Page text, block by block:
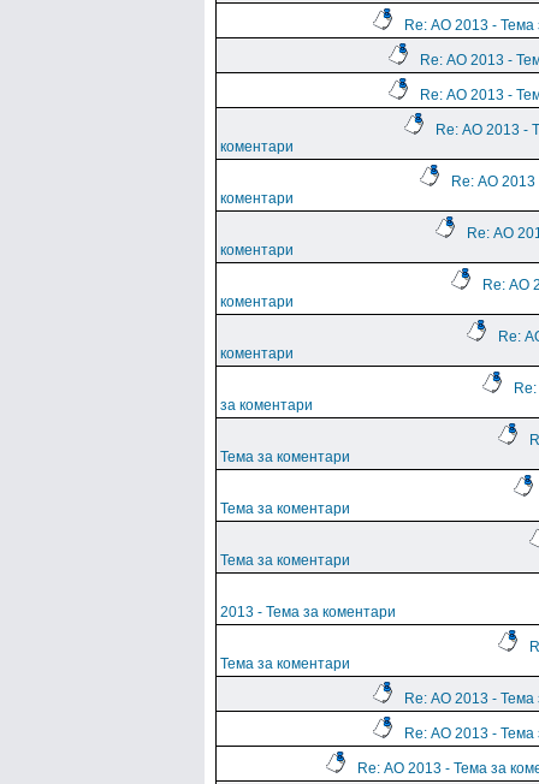
Re: АО 2013 - Тема
Re: АО 2013 -
Re: АО 2013 -
Re: АО 2013 -
коментари
Re: АО 2013
коментари
Re: АО
коментари
Re: АО
коментари
Re:
коментари
за коментари
Тема за коментари
Тема за коментари
Тема за коментари
2013 - Тема за коментари
Тема за коментари
Re: АО 2013 - Тема
Re: АО 2013 - Тема
Re: АО 2013 - Тема за